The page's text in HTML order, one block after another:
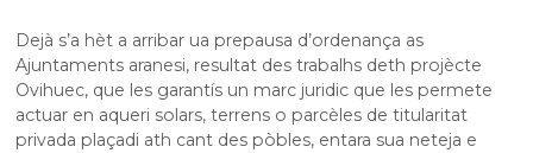
Dejà s’a hèt a arribar ua prepausa d’ordenança as
Ajuntaments aranesi, resultat des trabalhs deth projècte
Ovihuec, que les garantís un marc juridic que les permete
actuar en aqueri solars, terrens o parcèles de titularitat
privada plaçadi ath cant des pòbles, entara sua neteja e